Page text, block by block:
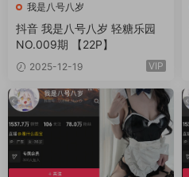
我是八号八岁
抖音 我是八号八岁 轻糖乐园
NO.009期 【22P】
2025-12-19 VIP